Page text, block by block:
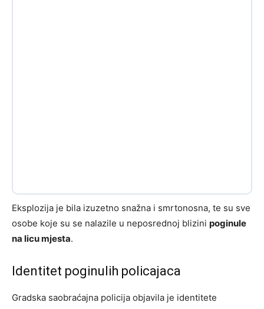
Eksplozija je bila izuzetno snažna i smrtonosna, te su sve
osobe koje su se nalazile u neposrednoj blizini poginule
na licu mjesta.
Identitet poginulih policajaca
Gradska saobraćajna policija objavila je identitete